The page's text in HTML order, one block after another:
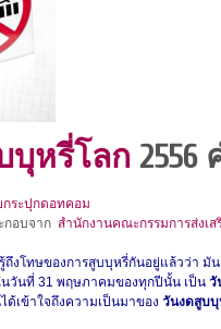
บุหรี่โลก
กระปุกดอทคอม
อบจาก สำนักงานคณะกรรมการส่งเ
ทษของการสูบบุหรี่กันอยู่แล้วว่า มันส่
นวันที่ 31 พฤษภาคมของทุกปีนั้น เป็น วั
ด้เข้าใจถึงความเป็นมาของ วันงดสูบบุ